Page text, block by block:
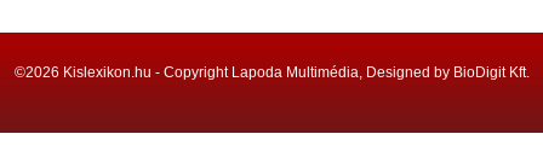
©2026 Kislexikon.hu - Copyright Lapoda Multimédia, Designed by BioDigit Kft.